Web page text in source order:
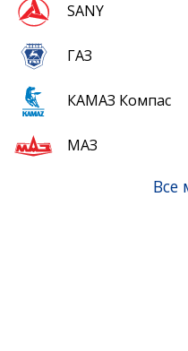
SANY
ГАЗ
КАМАЗ Компас
МАЗ
Все